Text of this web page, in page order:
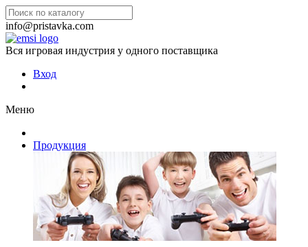
info@pristavka.com
Вся игровая индустрия у одного поставщика
Вход
Меню
Продукция